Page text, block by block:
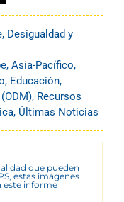
, Desigualdad y
, Asia-Pacífico,
, Educación,
, Recursos
, Últimas Noticias
que pueden
estas imágenes
este informe